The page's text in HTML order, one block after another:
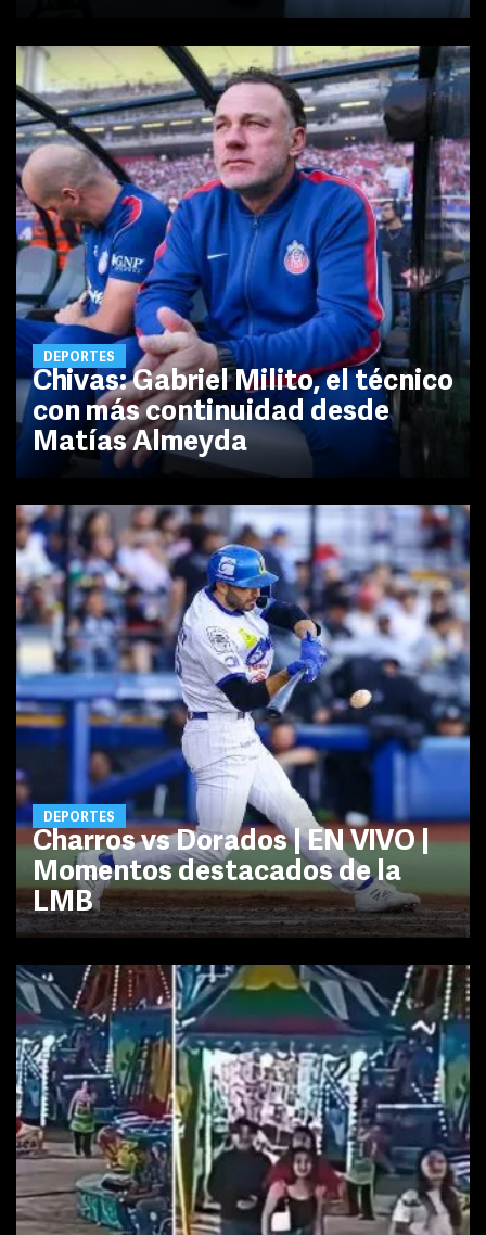
DEPORTES
Chivas: Gabriel Milito, el técnico
con más continuidad desde
Matías Almeyda
DEPORTES
Charros vs Dorados | EN VIVO |
Momentos destacados de la
LMB